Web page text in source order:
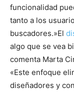
funcionalidad
tanto a los
buscadores.»El
algo que se vea
comenta Marta
«Este enfoque
diseñadores y